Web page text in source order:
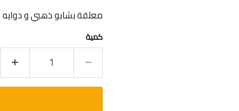
معلقة بشابو ذهبي و دوايه E27 97643
كمية